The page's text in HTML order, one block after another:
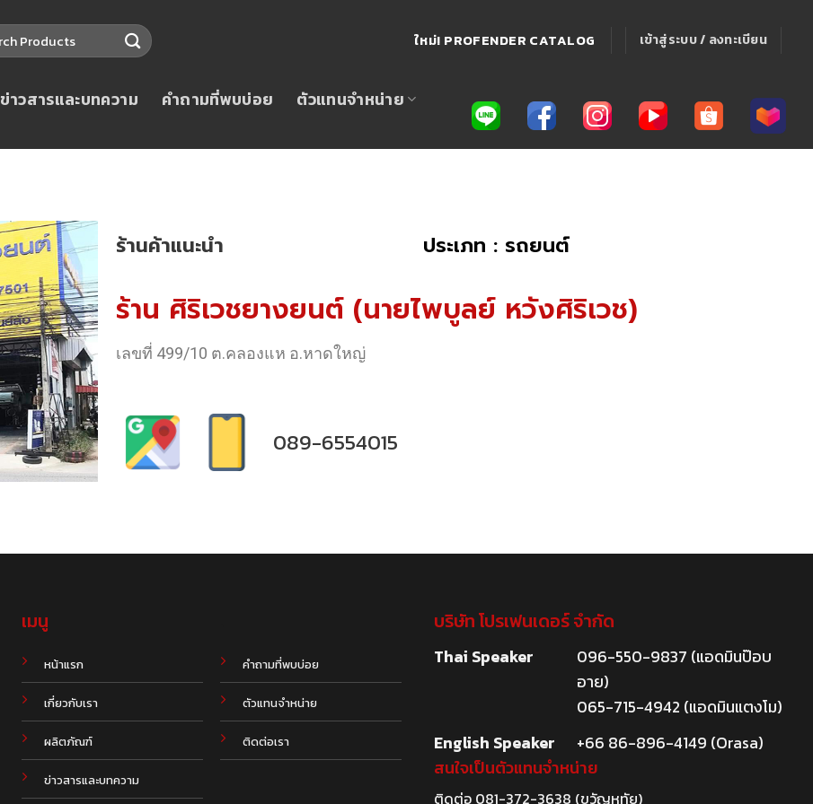
ใหม่! PROFENDER CATALOG เข้าสู่ระบบ / ลงทะเบียน
ข่าวสารและบทความ คำถามที่พบบ่อย
ตัวแทนจำหน่าย
ร้านค้าแนะนำ ประเภท : รถยนต์
ร้าน ศิริเวชยางยนต์ (นายไพบูลย์ หวังศิริเวช)
เลขที่ 499/10 ต.คลองแห อ.หาดใหญ่
089-6554015
เมนู
หน้าแรก
เกี่ยวกับเรา
ผลิตภัณฑ์
ข่าวสารและบทความ
คำถามที่พบบ่อย
ตัวแทนจำหน่าย
ติดต่อเรา
บริษัท โปรเฟนเดอร์ จำกัด
Thai Speaker
096-550-9837 (แอดมินป๊อบ
อาย)
065-715-4942 (แอดมินแตงโม)
English Speaker
+66 86-896-4149 (Orasa)
สนใจเป็นตัวแทนจำหน่าย
ติดต่อ 081-372-3638 (ขวัญหทัย)